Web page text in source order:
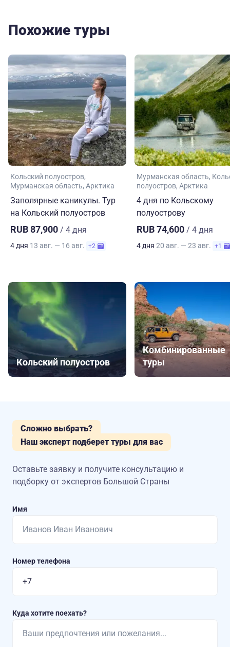
Похожие туры
Кольский полуостров
Мурманская область Арктика
Заполярные каникулы. Тур
на Кольский полуостров
RUB 87,900 / 4 дня
4 дня 13 авг. — 16 авг. +2
Мурманская область
полуостров Арктика
4 дня по Кольскому
полуострову
RUB 74,600 / 4 дня
4 дня 20 авг. — 23 авг. +1
Кольский полуостров
Комбинированные
туры
Сложно выбрать?
Наш эксперт подберет туры для вас
Оставьте заявку и получите консультацию и
подборку от экспертов Большой Страны
Имя
Номер телефона
Куда хотите поехать?